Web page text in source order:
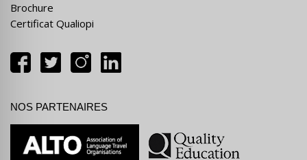
Brochure
Certificat Qualiopi
NOS PARTENAIRES